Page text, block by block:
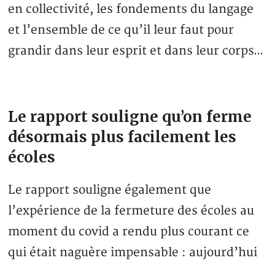
en collectivité, les fondements du langage
et l’ensemble de ce qu’il leur faut pour
grandir dans leur esprit et dans leur corps…
Le rapport souligne qu’on ferme
désormais plus facilement les
écoles
Le rapport souligne également que
l’expérience de la fermeture des écoles au
moment du covid a rendu plus courant ce
qui était naguère impensable : aujourd’hui